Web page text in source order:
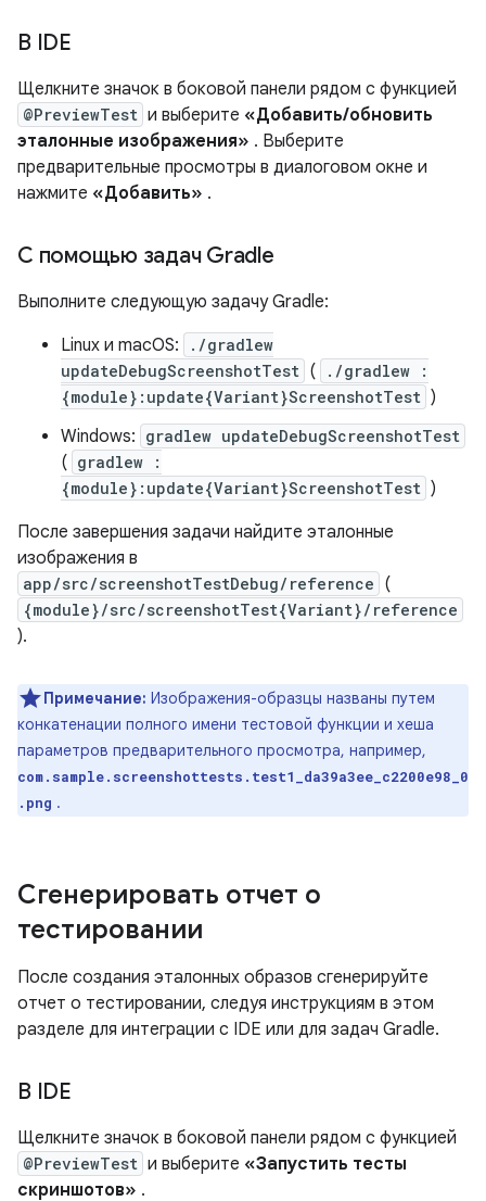
В IDE
Щелкните значок в боковой панели рядом с функцией
@PreviewTest и выберите «Добавить/обновить
эталонные изображения» . Выберите
предварительные просмотры в диалоговом окне и
нажмите «Добавить» .
С помощью задач Gradle
Выполните следующую задачу Gradle:
Linux и macOS:
./gradlew
updateDebugScreenshotTest (
./gradlew :
{module}:update{Variant}ScreenshotTest )
Windows: gradlew updateDebugScreenshotTest
( gradlew :
{module}:update{Variant}ScreenshotTest )
После завершения задачи найдите эталонные
изображения в
app/src/screenshotTestDebug/reference (
{module}/src/screenshotTest{Variant}/reference
).
Примечание: Изображения-образцы названы путем
конкатенации полного имени тестовой функции и хеша
параметров предварительного просмотра, например,
com.sample.screenshottests.test1_da39a3ee_c2200e98_0
.png .
Сгенерировать отчет о
тестировании
После создания эталонных образов сгенерируйте
отчет о тестировании, следуя инструкциям в этом
разделе для интеграции с IDE или для задач Gradle.
В IDE
Щелкните значок в боковой панели рядом с функцией
@PreviewTest и выберите «Запустить тесты
скриншотов» .